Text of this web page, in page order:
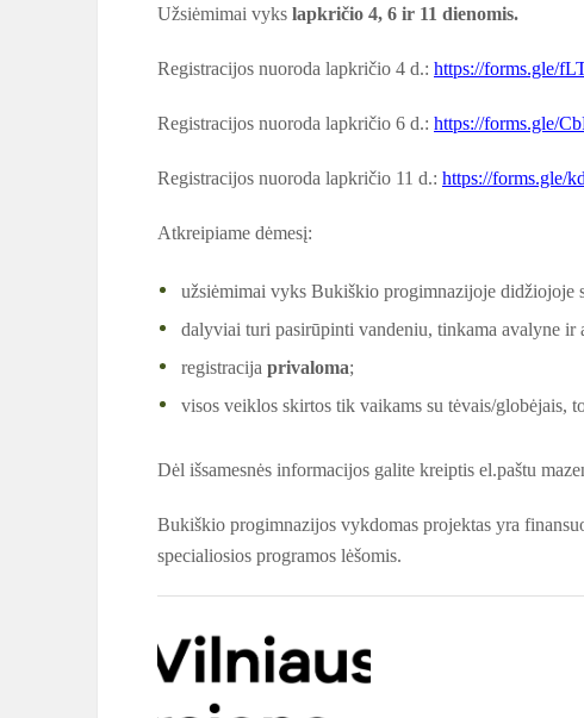
Užsiėmimai vyks lapkričio 4, 6 ir 11 dienomis.
Registracijos nuoroda lapkričio 4 d.: https://forms.gle/
Registracijos nuoroda lapkričio 6 d.: https://forms.gle/
Registracijos nuoroda lapkričio 11 d.: https://forms.gle/
Atkreipiame dėmesį:
užsiėmimai vyks Bukiškio progimnazijoje didžiojoje
dalyviai turi pasirūpinti vandeniu, tinkama avalyne ir
registracija privaloma;
visos veiklos skirtos tik vaikams su tėvais/globėjais,
Dėl išsamesnės informacijos galite kreiptis el.paštu
Bukiškio progimnazijos vykdomas projektas yra
specialiosios programos lėšomis.